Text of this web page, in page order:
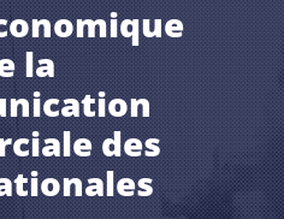
la
des